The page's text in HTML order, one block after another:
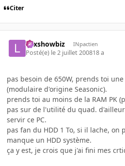
Citer
Lexshowbiz INpactien
Posté(e) le 2 juillet 200818 a
pas besoin de 650W, prends toi
(modulaire d'origine Seasonic).
prends toi au moins de la RAM PK
pas sur de l'utilité du quad.
servir ce PC.
pas fan du HDD 1 To, si il lache, on
manque un HDD système.
ça y est, je crois que j'ai fini mes